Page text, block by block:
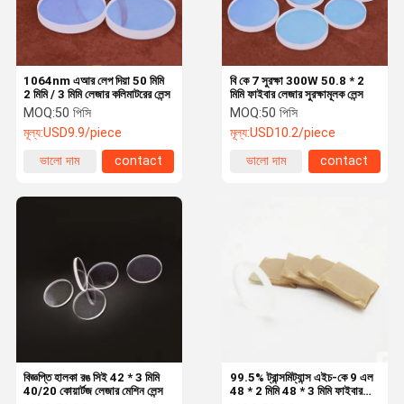
বি কে 7 সুরক্ষা 300W 50.8 * 2
মিমি ফাইবার লেজার সুরক্ষামূলক লেন্স
MOQ:50 পিসি
মূল্য:USD10.2/piece
ভালো দাম
contact
1064nm এআর লেপ দিয়া 50 মিমি
2 মিমি / 3 মিমি লেজার কলিমাটরের লেন্স
MOQ:50 পিসি
মূল্য:USD9.9/piece
ভালো দাম
contact
99.5% ট্রান্সমিট্যান্স এইচ-কে 9 এল
48 * 2 মিমি 48 * 3 মিমি ফাইবার
বিজ্ঞপ্তি হালকা রঙ সিই 42 * 3 মিমি
40/20 কোয়ার্টজ লেজার মেশিন লেন্স